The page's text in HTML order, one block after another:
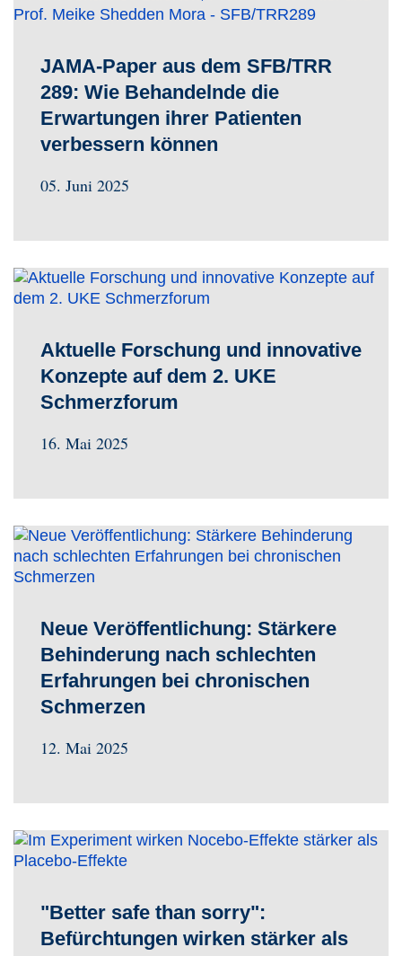
JAMA-Paper aus dem SFB/TRR
289: Wie Behandelnde die
Erwartungen ihrer Patienten
verbessern können
05. Juni 2025
Aktuelle Forschung und innovative
Konzepte auf dem 2. UKE
Schmerzforum
16. Mai 2025
Neue Veröffentlichung: Stärkere
Behinderung nach schlechten
Erfahrungen bei chronischen
Schmerzen
12. Mai 2025
"Better safe than sorry":
Befürchtungen wirken stärker als